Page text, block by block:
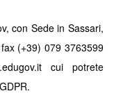
con Sede in Sassari,
(+39) 079 3763599
cui potrete